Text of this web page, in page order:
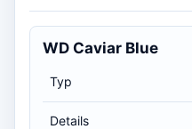
WD Caviar Blue
Typ
Details